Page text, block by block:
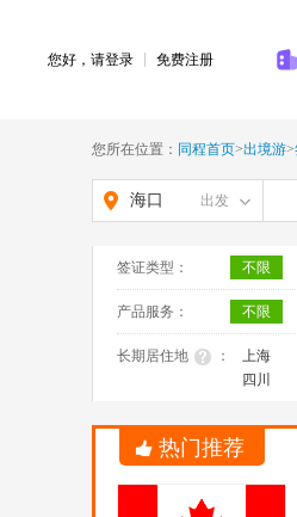
您好，请登录 免费注册
您所在位置： 同程首页>出境游>
海口 出发
签证类型： 不限
产品服务： 不限
长期居住地 ： 上海
四川
热门推荐